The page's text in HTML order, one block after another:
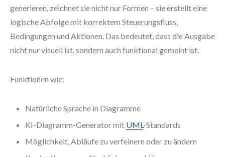
generieren, zeichnet sie nicht nur Formen – sie erstellt eine
logische Abfolge mit korrektem Steuerungsfluss,
Bedingungen und Aktionen. Das bedeutet, dass die Ausgabe
nicht nur visuell ist, sondern auch funktional gemeint ist.
Funktionen wie:
Natürliche Sprache in Diagramme
KI-Diagramm-Generator mit UML-Standards
Möglichkeit, Abläufe zu verfeinern oder zu ändern